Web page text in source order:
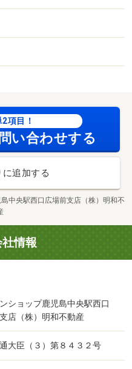
項目！
い合わせする
追加する
中央駅西口広場前支店（株）明和不
情報
ショップ鹿児島中央駅西口
店（株）明和不動産
大臣（３）第８４３２号